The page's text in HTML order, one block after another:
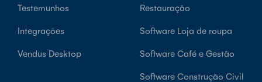
Testemunhos
Integrações
Vendus Desktop
Restauração
Software Loja de roupa
Software Café e Gestão
Software Construção Civil